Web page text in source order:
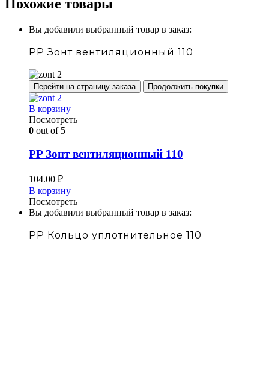
Похожие товары
Вы добавили выбранный товар в заказ:
PP Зонт вентиляционный 110
Перейти на страницу заказа Продолжить покупки
В корзину
Посмотреть
0 out of 5
PP Зонт вентиляционный 110
104.00 ₽
В корзину
Посмотреть
Вы добавили выбранный товар в заказ:
PP Кольцо уплотнительное 110